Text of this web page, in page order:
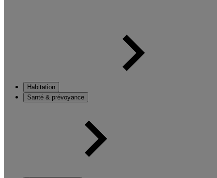
Habitation
Santé & prévoyance